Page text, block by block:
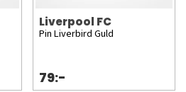
Liverpool FC
Pin Liverbird Guld
79:-